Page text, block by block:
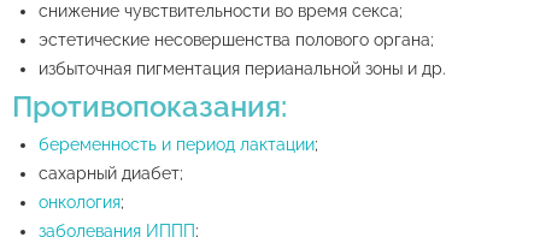
снижение чувствительности во время секса;
эстетические несовершенства полового органа;
избыточная пигментация перианальной зоны и др.
Противопоказания:
беременность и период лактации;
сахарный диабет;
онкология;
заболевания ИППП;